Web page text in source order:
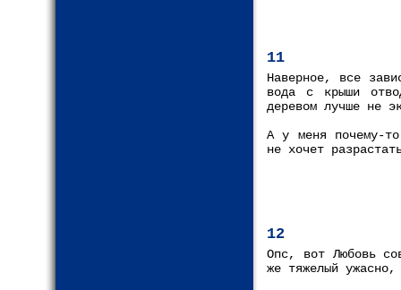
11
Наверное, все
вода с крыши
деревом лучше не
А у меня почему-то
не хочет
12
Опс, вот Любовь
же тяжелый